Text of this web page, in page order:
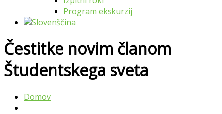
Program ekskurzij
Čestitke novim članom
Študentskega sveta
Domov